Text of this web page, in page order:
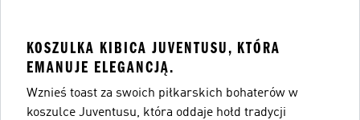
KOSZULKA KIBICA JUVENTUSU, KTÓRA
EMANUJE ELEGANCJĄ.
Wznieś toast za swoich piłkarskich bohaterów w
koszulce Juventusu, która oddaje hołd tradycji